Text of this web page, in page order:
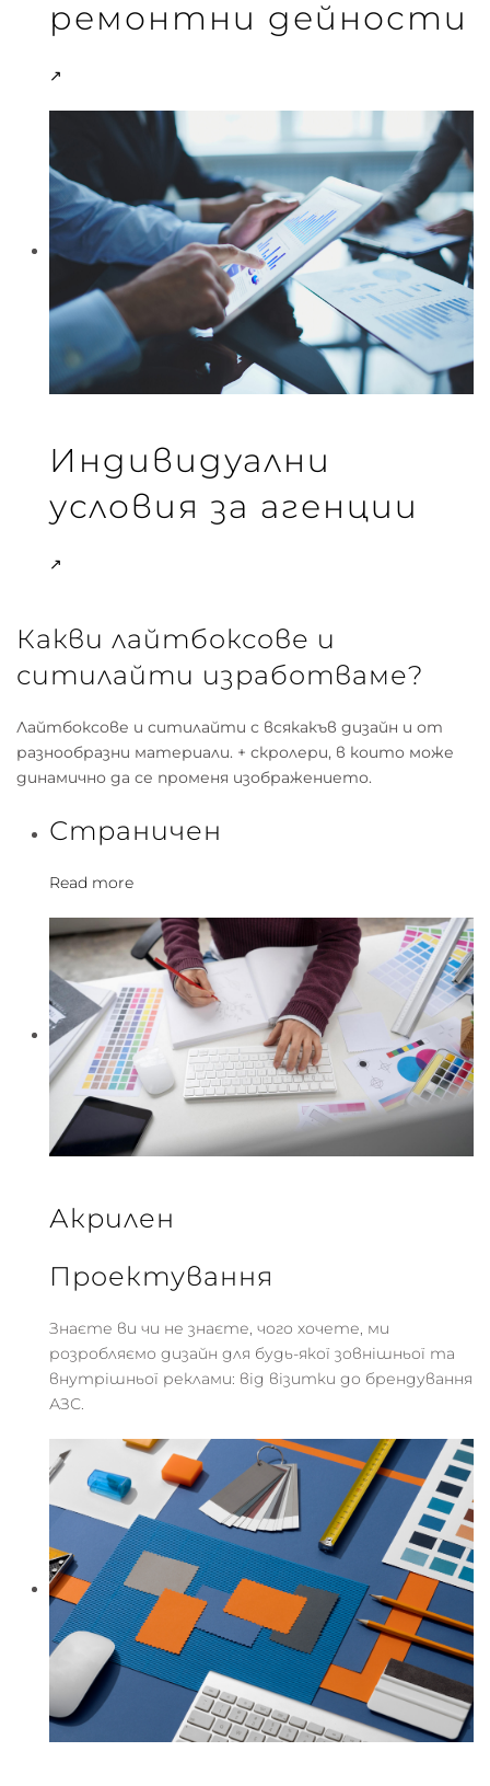
ремонтни дейности
↗
Индивидуални
условия за агенции
↗
Какви лайтбоксове и
ситилайти изработваме?
Лайтбоксове и ситилайти с всякакъв дизайн и от
разнообразни материали. + скролери, в които може
динамично да се променя изображението.
Страничен
Read more
Акрилен
Проектування
Знаєте ви чи не знаєте, чого хочете, ми
розробляємо дизайн для будь-якої зовнішньої та
внутрішньої реклами: від візитки до брендування
АЗС.